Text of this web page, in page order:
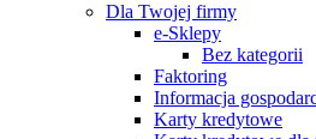
Dla Twojej firmy
e-Sklepy
Bez kategorii
Faktoring
Informacja
Karty kredytowe